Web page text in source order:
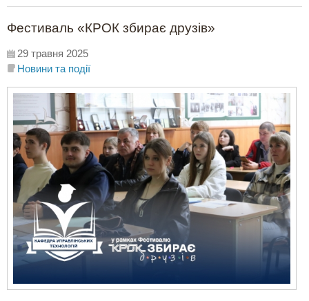
Фестиваль «КРОК збирає друзів»
29 травня 2025
Новини та події